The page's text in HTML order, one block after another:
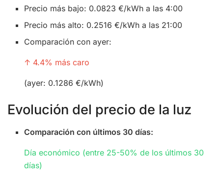
Precio más bajo: 0.0823 €/kWh a las 4:00
Precio más alto: 0.2516 €/kWh a las 21:00
Comparación con ayer:
↑ 4.4% más caro
(ayer: 0.1286 €/kWh)
Evolución del precio de la luz
Comparación con últimos 30 días:
Día económico (entre 25-50% de los últimos 30
días)